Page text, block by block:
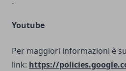
Youtube
Per maggiori informazioni è
link: https://